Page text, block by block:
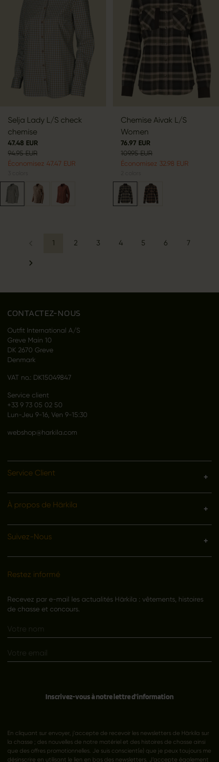
Selja Lady L/S check
chemise
47.48 EUR
94.95 EUR
Économisez 47.47 EUR
Chemise Aivak L/S
Women
76.97 EUR
109.95 EUR
Économisez 32.98 EUR
1 2 3 4 5 6 7
CONTACTEZ-NOUS
Outfit International A/S
Greve Main 10
DK 2670 Greve
Denmark
VAT no.: DK15049847
Service client
+33 9 73 05 02 50
Lun-Jeu 9-16, Ven 9-15:30
webshop@harkila.com
Service Client
À propos de Härkila
Suivez-Nous
Restez informé
Recevez par e-mail les actualités Härkila : vêtements, histoires
de chasse et concours.
Inscrivez-vous à notre lettre d'information
En cliquant sur envoyer, j'accepte de recevoir les newsletters de Härkila sur
la chasse ; des nouvelles de notre matériel et des histoires de chasse ainsi
que des offres promotionnelles. Je suis conscient(e) que je peux toujours me
désinscrire en utilisant le lien en bas des newsletters. J’accepte également